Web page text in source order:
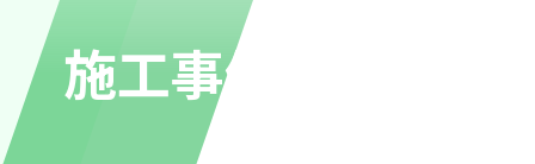
WORKS
RECRUIT
施工事例